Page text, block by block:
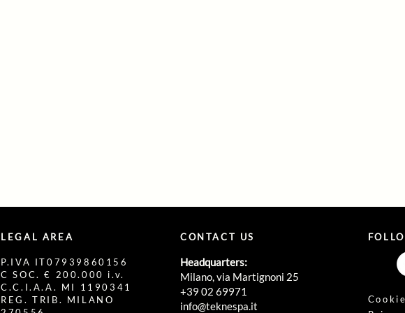
LEGAL AREA
P.IVA IT07939860156
C SOC. € 200.000 i.v.
C.C.I.A.A. MI 1190341
REG. TRIB. MILANO
CONTACT US
Headquarters:
Milano, via Martignoni 25
+39 02 69971
info@teknespa.it